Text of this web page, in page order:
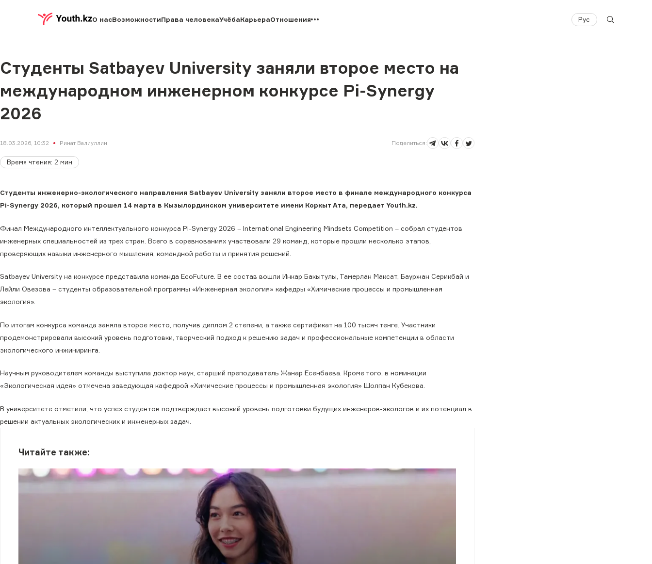
О насВозможностиПрава человекаУчёбаКарьераОтношения Рус
Студенты Satbayev University заняли второе место на
международном инженерном конкурсе Pi-Synergy
2026
18.03.2026, 10:32 Ринат Валиуллин Поделиться:
Время чтения: 2 мин
Студенты инженерно-экологического направления Satbayev University заняли второе место в финале международного конкурса
Pi-Synergy 2026, который прошел 14 марта в Кызылординском университете имени Коркыт Ата, передает Youth.kz.
Финал Международного интеллектуального конкурса Pi-Synergy 2026 – International Engineering Mindsets Competition – собрал студентов
инженерных специальностей из трех стран. Всего в соревнованиях участвовали 29 команд, которые прошли несколько этапов,
проверяющих навыки инженерного мышления, командной работы и принятия решений.
Satbayev University на конкурсе представила команда EcoFuture. В ее состав вошли Инкар Бакытулы, Тамерлан Максат, Бауржан Серикбай и
Лейли Овезова – студенты образовательной программы «Инженерная экология» кафедры «Химические процессы и промышленная
экология».
По итогам конкурса команда заняла второе место, получив диплом 2 степени, а также сертификат на 100 тысяч тенге. Участники
продемонстрировали высокий уровень подготовки, творческий подход к решению задач и профессиональные компетенции в области
экологического инжиниринга.
Научным руководителем команды выступила доктор наук, старший преподаватель Жанар Есенбаева. Кроме того, в номинации
«Экологическая идея» отмечена заведующая кафедрой «Химические процессы и промышленная экология» Шолпан Кубекова.
В университете отметили, что успех студентов подтверждает высокий уровень подготовки будущих инженеров-экологов и их потенциал в
решении актуальных экологических и инженерных задач.
Читайте также: